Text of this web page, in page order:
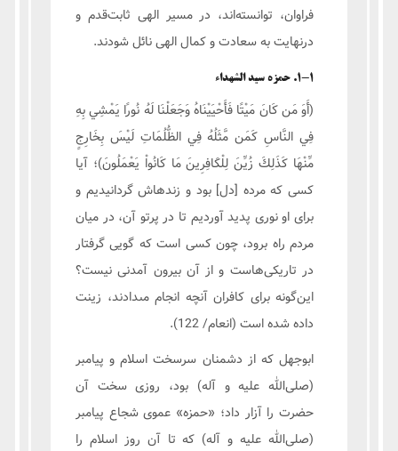
فراوان، توانسته‌اند، در مسیر الهی ثابت‌قدم و
درنهایت به سعادت و کمال الهی نائل شودند.
1-1. حمزه سید الشهداء
(أَوَ مَن كَانَ مَيْتًا فَأَحْيَيْنَاهُ وَجَعَلْنَا لَهُ نُورًا يَمْشِي بِهِ
فِي النَّاسِ كَمَن مَّثَلُهُ فِي الظُّلُمَاتِ لَيْسَ بِخَارِجٍ
مِّنْهَا كَذَلِكَ زُيِّنَ لِلْكَافِرِينَ مَا كَانُواْ يَعْمَلُونَ)؛ آيا
كسى كه مرده [دل‏] بود و زنده‏اش گردانيديم و
براى او نورى پديد آورديم تا در پرتو آن، در ميان
مردم راه برود، چون كسى است كه گويى گرفتار
در تاریکی‌هاست و از آن بیرون آمدنی نيست؟
این‌گونه براى كافران آنچه انجام مى‏دادند، زينت
داده شده است (انعام/ 122).
ابوجهل كه از دشمنان سرسخت اسلام و پيامبر
(صلی‌الله عليه و آله) بود، روزى سخت آن
حضرت را آزار داد؛ «حمزه» عموى شجاع پيامبر
(صلی‌الله عليه و آله) كه تا آن روز اسلام را